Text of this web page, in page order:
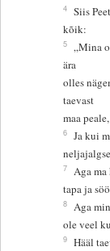
4 Siis
kõik:
5 „Mina
ära
olles
taevast
maa
6 Ja kui
7 Aga
tapa ja
8 Aga
ole veel
9 Hääl